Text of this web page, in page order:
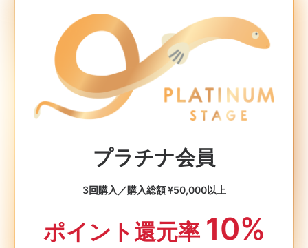
プラチナ会員
3回購入／購入総額 ¥50,000以上
ポイント還元率 10%